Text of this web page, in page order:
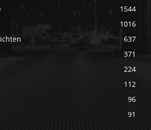
1544
1016
637
371
224
112
96
91